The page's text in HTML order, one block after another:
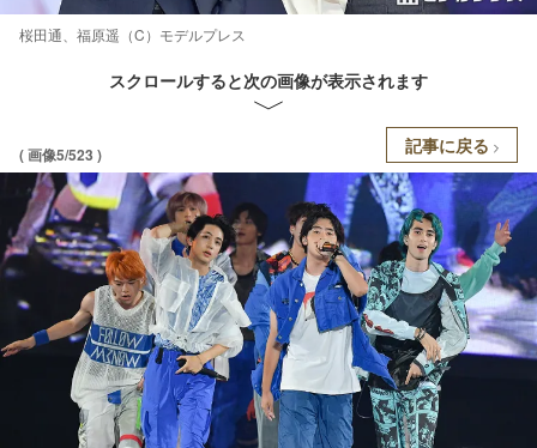
桜田通、福原遥（C）モデルプレス
スクロールすると次の画像が表示されます
( 画像5/523 ) 記事に戻る